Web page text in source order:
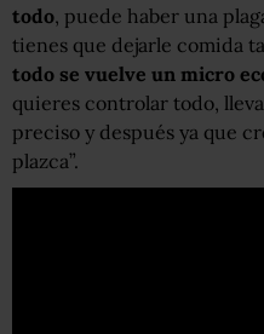
todo , puede haber una
tienes que dejarle comida
todo se vuelve un micro
quieres controlar todo,
preciso y después ya que
plazca”.